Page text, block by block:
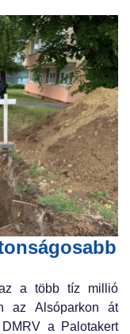
a több tíz millió
az Alsóparkon át
a Palotakert